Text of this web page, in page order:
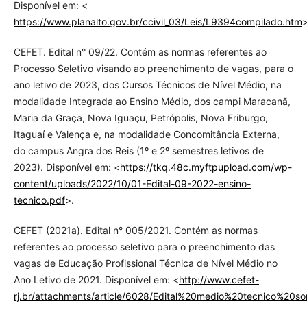
Disponível em: <
https://www.planalto.gov.br/ccivil_03/Leis/L9394compilado.htm
CEFET. Edital n° 09/22. Contém as normas referentes ao
Processo Seletivo visando ao preenchimento de vagas, para o
ano letivo de 2023, dos Cursos Técnicos de Nível Médio, na
modalidade Integrada ao Ensino Médio, dos campi Maracanã,
Maria da Graça, Nova Iguaçu, Petrópolis, Nova Friburgo,
Itaguaí e Valença e, na modalidade Concomitância Externa,
do campus Angra dos Reis (1º e 2º semestres letivos de
2023). Disponível em: <https://tkq.48c.myftpupload.com/wp-
content/uploads/2022/10/01-Edital-09-2022-ensino-
tecnico.pdf>.
CEFET (2021a). Edital n° 005/2021. Contém as normas
referentes ao processo seletivo para o preenchimento das
vagas de Educação Profissional Técnica de Nível Médio no
Ano Letivo de 2021. Disponível em: <http://www.cefet-
rj.br/attachments/article/6028/